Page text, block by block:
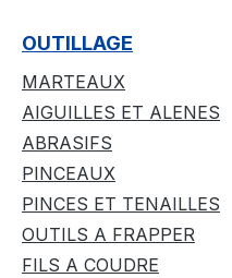
OUTILLAGE
MARTEAUX
AIGUILLES ET ALENES
ABRASIFS
PINCEAUX
PINCES ET TENAILLES
OUTILS A FRAPPER
FILS A COUDRE